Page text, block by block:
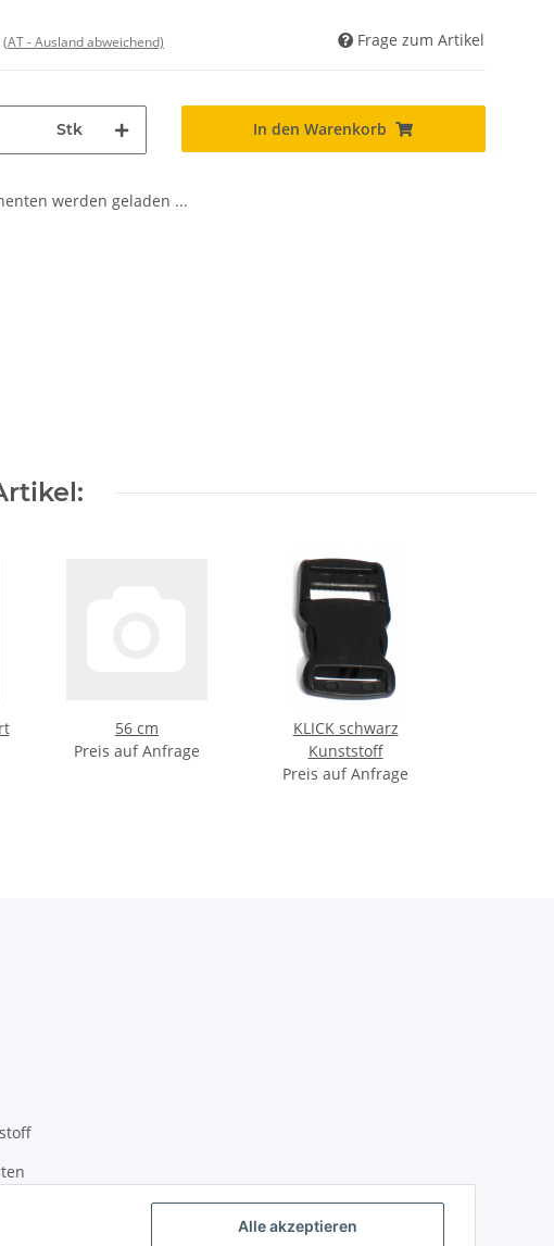
(AT - Ausland abweichend) Frage zum Artikel
Stk In den Warenkorb
werden geladen ...
56 cm
Preis auf Anfrage
KLICK schwarz
Kunststoff
Preis auf Anfrage
Alle akzeptieren